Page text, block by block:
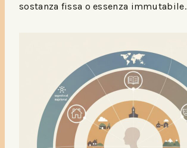
sostanza fissa o essenza immutabile.